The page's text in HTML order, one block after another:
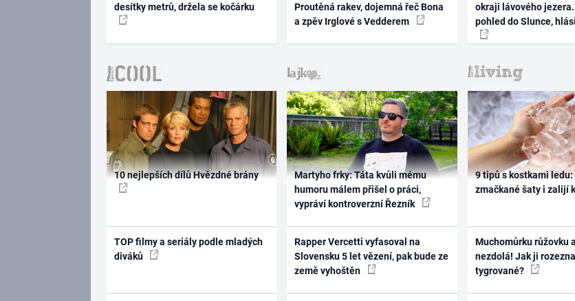
desítky metrů, držela se kočárku
Proutěná rakev, dojemná řeč Bona
a zpěv Irglové s Vedderem
okraji lávového
pohled do Slunce,
10 nejlepších dílů Hvězdné brány
TOP filmy a seriály podle mladých
diváků
Martyho frky: Táta kvůli mému
humoru málem přišel o práci,
vypráví kontroverzní Řezník
Rapper Vercetti vyfasoval na
Slovensku 5 let vězení, pak bude ze
země vyhoštěn
9 tipů s kostkami
zmačkané šaty i zalijí
Muchomůrku růžovku
nezdolá! Jak ji
tygrované?